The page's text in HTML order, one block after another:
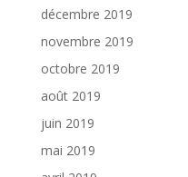
décembre 2019
novembre 2019
octobre 2019
août 2019
juin 2019
mai 2019